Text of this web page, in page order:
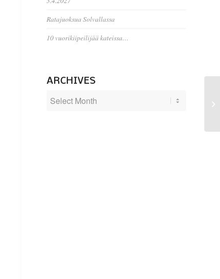
Ratajuoksua Solvallassa
10 vuorikiipeilijää kateissa…
ARCHIVES